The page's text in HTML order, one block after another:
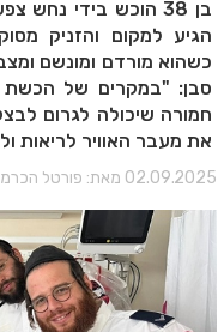
בן 38 הוכש בידי נחש
כשהוא מורדם ומונשם
סבן: "במקרים של הכשת
חמורה שיכולה לגרום
את מעבר האוויר לריאות
מאת: פורטל הכרמל